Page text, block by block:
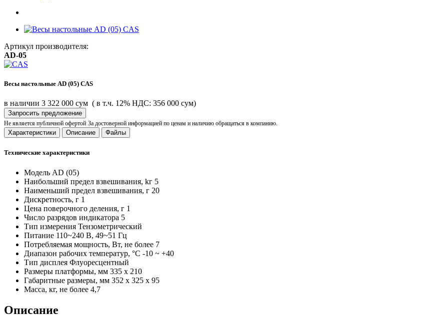
Артикул производителя:
AD-05
Весы настольные AD (05) CAS
в наличии 3 322 000 сум ( в т.ч. 12% НДС: 356 000 сум)
Запросить предложение
Не является публичной офертой За достоверной информацией по ценам и наличию обращаться в компанию.
Характеристики Описание Файлы
Технические характеристики
Модель AD (05)
Наибольший предел взвешивания, kг 5
Наименьший предел взвешивания, г 20
Дискретность, г 1
Цена поверочного деления, г 1
Число разрядов индикатора 5
Тип измерения Тензометрический
Питание 110~240 В, 49~51 Гц
Потребляемая мощность, Вт, не более 7
Диапазон рабочих температур, °C -10 ~ +40
Тип дисплея Флуоресцентный
Размеры платформы, мм 335 x 210
Габаритные размеры, мм 352 x 325 x 95
Масса, кг, не более 4,7
Описание